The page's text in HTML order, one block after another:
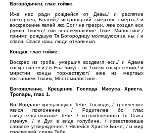
Богородичен, глас тойже.
Иже нас ради рождейся от Девы,/ и распятие
претерпев, Благий,/ испровергий смертию смерть,/ и
воскресение явлей яко Бог,/ не презри, яже создал еси
рукою Твоею;/ яви человеколюбие Твое, Милостиве,/
приими рождшую Тя Богородицу молящуюся за ны; / и
спаси, Спасе наш, люди отчаянныя.
Кондак, глас тойже.
Воскрес из гроба, умершия воздвигл еси,/ и Адама
воскресил еси,/ и Ева ликует во Твоем воскресении,/ и
мирстии концы торжествуют/ еже из мертвых
востанием Твоим, Многомилостиве.
Богоявление. Крещение Господа Иисуса Христа.
Тропарь, глас 1.
Во Иордане крещающуся Тебе, Господи, / троическое
явися поклонение, / Родителев бо глас
свидетельствоваше Тебе, / возлюбленного Тя Сына
именуя, / и Дух в виде голубине, / извествоваше
словесе утверждение. / Явлейся Христе Боже, / и мир
просвещей, слава Тебе.